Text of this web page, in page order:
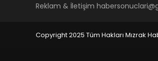
Reklam & İletişim
Copyright 2025 Tüm Hakları Mızrak